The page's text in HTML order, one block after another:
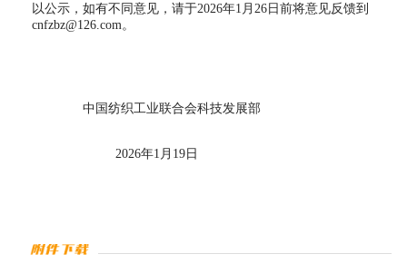
以公示，如有不同意见，请于2026年1月26日前将意见反馈到
cnfzbz@126.com。
中国纺织工业联合会科技发展部
2026年1月19日